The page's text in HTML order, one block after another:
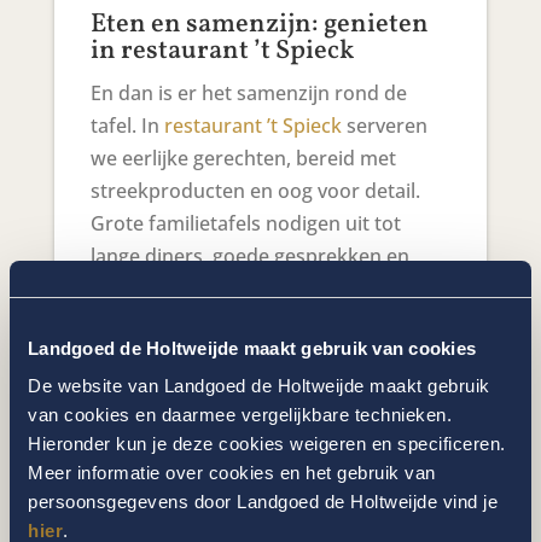
Landgoed de Holtweijde maakt gebruik van cookies
De website van Landgoed de Holtweijde maakt gebruik
van cookies en daarmee vergelijkbare technieken.
Hieronder kun je deze cookies weigeren en specificeren.
Meer informatie over cookies en het gebruik van
persoonsgegevens door Landgoed de Holtweijde vind je
hier.
Eten en samenzijn: genieten
in restaurant ’t Spieck
En dan is er het samenzijn rond de
tafel. In restaurant ’t Spieckserveren
we eerlijke gerechten, bereid met
streekproducten en oog voor detail.
Grote familietafels nodigen uit tot
lange diners, goede gesprekken en
aankomst of een feestelijk moment in
besloten sfeer? Wij denken graag met
u mee. Voor de allerkleinsten is er
uiteraard een aangepaste kaart en
voldoende speelruimte in de
speelkamer op de eerste verdieping.